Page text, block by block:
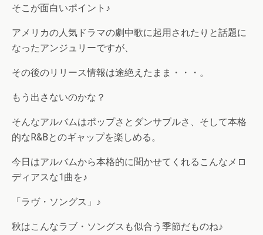
そこが面白いポイント♪
アメリカの人気ドラマの劇中歌に起用されたりと話題に
なったアンジュリーですが、
その後のリリース情報は途絶えたまま・・・。
もう出さないのかな？
そんなアルバムはポップさとダンサブルさ、そして本格
的なR&Bとのギャップを楽しめる。
今日はアルバムから本格的に聞かせてくれるこんなメロ
ディアスな1曲を♪
「ラヴ・ソングス」♪
秋はこんなラブ・ソングスも似合う季節だものね♪